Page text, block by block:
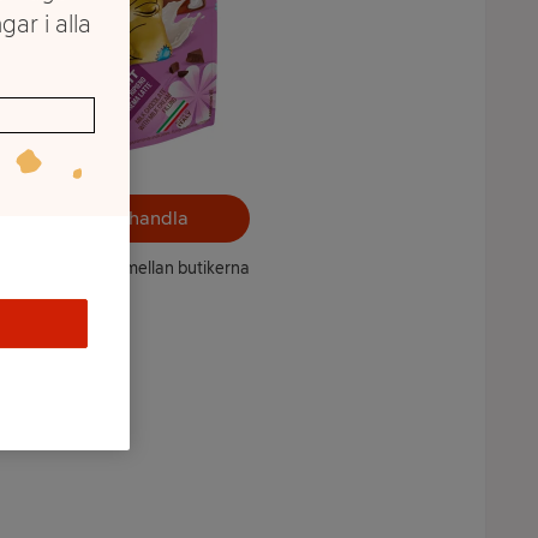
Välj butik och handla
kan variera mellan butikerna
i alla